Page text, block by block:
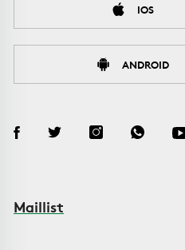
IOS
ANDROID
Maillist